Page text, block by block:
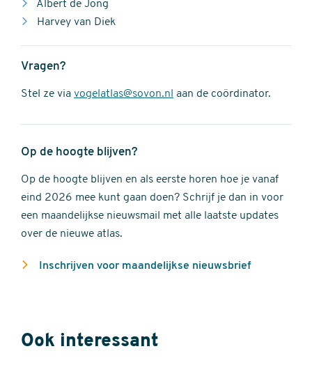
Albert de Jong
Harvey van Diek
Vragen?
Stel ze via vogelatlas@sovon.nl aan de coördinator.
Op de hoogte blijven?
Op de hoogte blijven en als eerste horen hoe je vanaf
eind 2026 mee kunt gaan doen? Schrijf je dan in voor
een maandelijkse nieuwsmail met alle laatste updates
over de nieuwe atlas.
Inschrijven voor maandelijkse nieuwsbrief
Ook interessant